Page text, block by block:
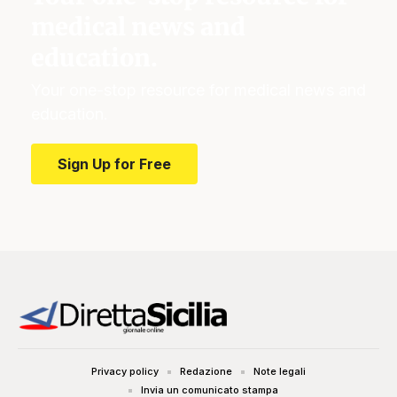
Sign Up for Free
Privacy policy Redazione
Note legali
Invia un comunicato stampa